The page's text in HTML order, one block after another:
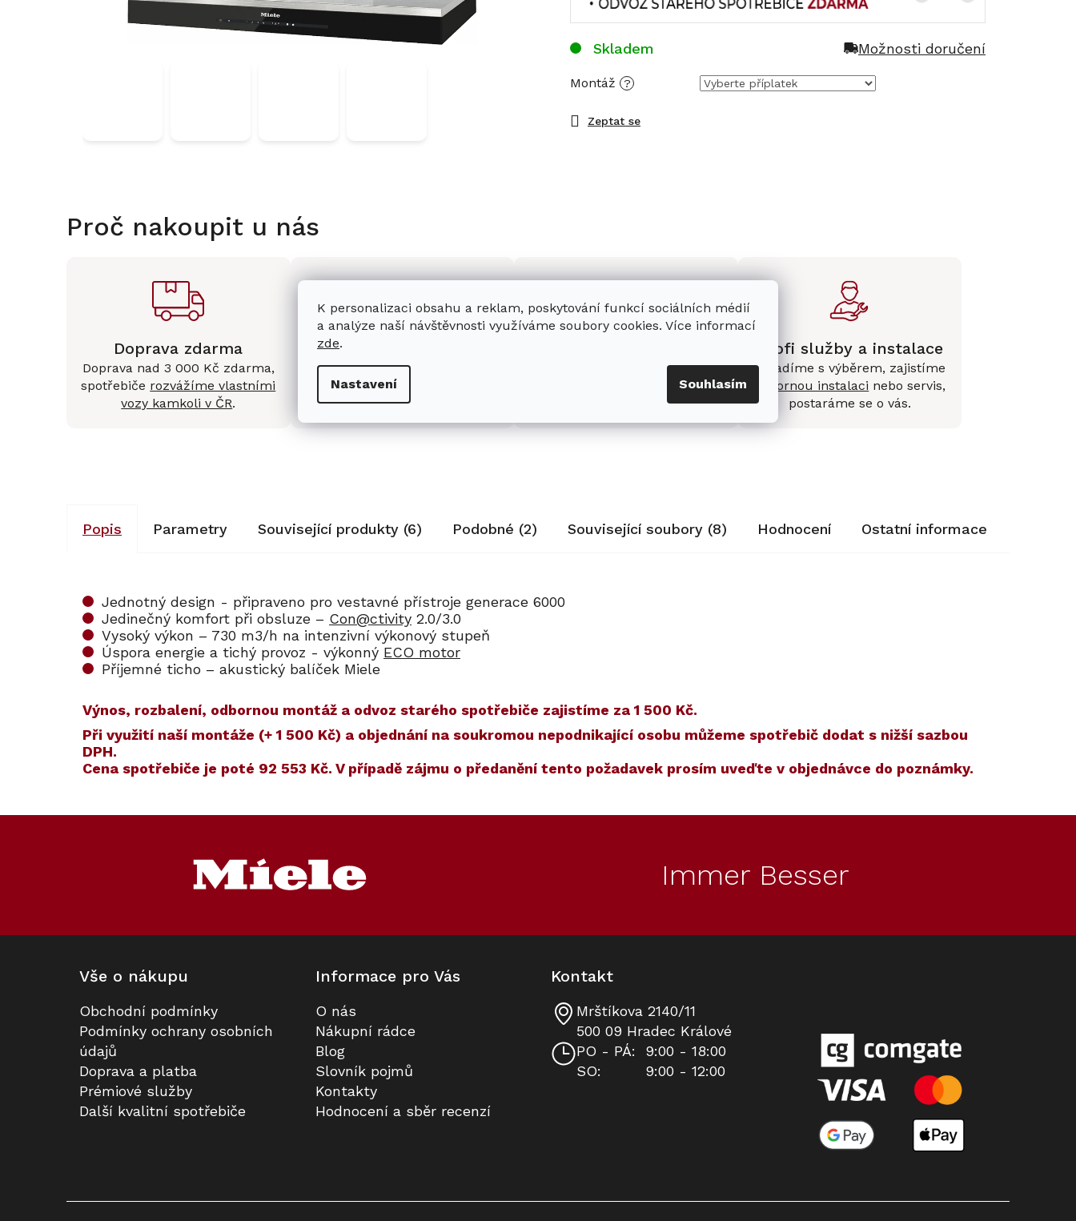
K personalizaci obsahu a reklam, poskytování funkcí sociálních médií
a analýze naší návštěvnosti využíváme soubory cookies. Více informací
zde.
Nastavení Souhlasím
Montáž ?
Zeptat se
Skladem Možnosti doručení
Proč nakoupit u nás
Doprava zdarma
Doprava nad 3 000 Kč zdarma,
spotřebiče rozvážíme vlastními
vozy kamkoli v ČR.
Kamenná prodejna
Mámeshowroom
Králové s možností jednoduše u
nás zaparkovat.
Jsme stabilní prodejce
domácích spotřebičů Miele se
zkušenostmi od roku 2001.
Profi služby a instalace
Poradíme s výběrem, zajistíme
odbornou instalaci nebo servis,
postaráme se o vás.
Popis Parametry Související produkty (6) Podobné (2) Související soubory (8) Hodnocení Ostatní informace
Jednotný design - připraveno pro vestavné přístroje generace 6000
Jedinečný komfort při obsluze – Con@ctivity 2.0/3.0
Vysoký výkon – 730 m3/h na intenzivní výkonový stupeň
Úspora energie a tichý provoz - výkonný ECO motor
Příjemné ticho – akustický balíček Miele
Výnos, rozbalení, odbornou montáž a odvoz starého spotřebiče zajistíme za 1 500 Kč.
​​Při využití naší montáže (+ 1 500 Kč) a objednání na soukromou nepodnikající osobu můžeme spotřebič dodat s nižší sazbou
DPH.
Cena spotřebiče je poté 92 553 Kč. V případě zájmu o předanění tento požadavek prosím uveďte v objednávce do poznámky.
Ostrovní odsávač par MIELE DA
4248 V D Puristic Varia
Na dotaz
119 990 Kč
Ostrovní odsávač par MIELE PUR
Na dotaz
50 990 Kč
Prodloužená záruka na 5 let
K dispozici
3 990 Kč
Prodloužená záruka na 10 let
K dispozici
8 490 Kč
Sada utěrek Miele MicroCloth, 3
ks
Skladem
Do košíku
Immer Besser
Vše o nákupu
Obchodní podmínky
Podmínky ochrany osobních
údajů
Doprava a platba
Prémiové služby
Další kvalitní spotřebiče
Informace pro Vás
O nás
Nákupní rádce
Blog
Slovník pojmů
Kontakty
Hodnocení a sběr recenzí
Kontakt
Mrštíkova 2140/11
500 09 Hradec Králové
PO - PÁ:
9:00 - 18:00
SO:
9:00 - 12:00